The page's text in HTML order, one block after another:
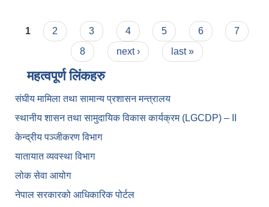
Pages
1 2 3 4 5 6
7
8
next › last »
महत्वपूर्ण लिंकहरु
संघीय मामिला तथा सामान्य प्रशासन मन्त्रालय
स्थानीय शासन तथा सामुदायिक विकास कार्यक्रम (LGCDP) – II
केन्द्रीय पञ्जीकरण विभाग
यातायात व्यवस्था विभाग
लोक सेवा आयोग
नेपाल सरकारको आधिकारिक पोर्टल